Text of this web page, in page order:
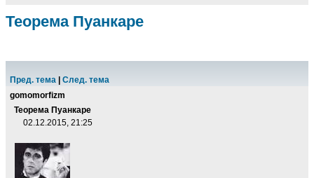
Теорема Пуанкаре
Пред. тема
След. тема
gomomorfizm
Теорема Пуанкаре
02.12.2015, 21:25